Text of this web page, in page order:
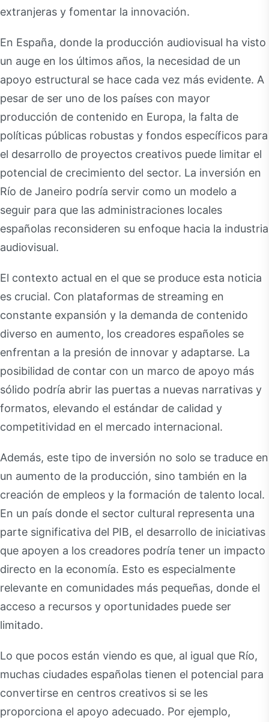
extranjeras y fomentar la innovación.
En España, donde la producción audiovisual ha visto
un auge en los últimos años, la necesidad de un
apoyo estructural se hace cada vez más evidente. A
pesar de ser uno de los países con mayor
producción de contenido en Europa, la falta de
políticas públicas robustas y fondos específicos para
el desarrollo de proyectos creativos puede limitar el
potencial de crecimiento del sector. La inversión en
Río de Janeiro podría servir como un modelo a
seguir para que las administraciones locales
españolas reconsideren su enfoque hacia la industria
audiovisual.
El contexto actual en el que se produce esta noticia
es crucial. Con plataformas de streaming en
constante expansión y la demanda de contenido
diverso en aumento, los creadores españoles se
enfrentan a la presión de innovar y adaptarse. La
posibilidad de contar con un marco de apoyo más
sólido podría abrir las puertas a nuevas narrativas y
formatos, elevando el estándar de calidad y
competitividad en el mercado internacional.
Además, este tipo de inversión no solo se traduce en
un aumento de la producción, sino también en la
creación de empleos y la formación de talento local.
En un país donde el sector cultural representa una
parte significativa del PIB, el desarrollo de iniciativas
que apoyen a los creadores podría tener un impacto
directo en la economía. Esto es especialmente
relevante en comunidades más pequeñas, donde el
acceso a recursos y oportunidades puede ser
limitado.
Lo que pocos están viendo es que, al igual que Río,
muchas ciudades españolas tienen el potencial para
convertirse en centros creativos si se les
proporciona el apoyo adecuado. Por ejemplo,